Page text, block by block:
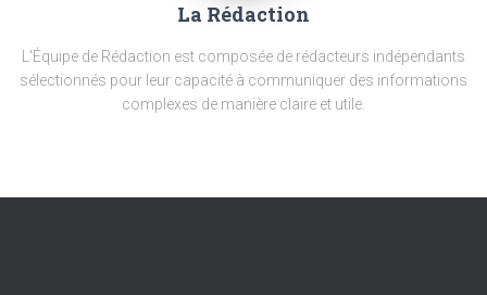
La Rédaction
L'Équipe de Rédaction est composée de rédacteurs indépendants
sélectionnés pour leur capacité à communiquer des informations
complexes de manière claire et utile.